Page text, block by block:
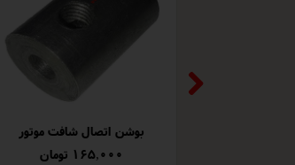
بوشن اتصال شافت موتور
۱۶۵,۰۰۰ تومان